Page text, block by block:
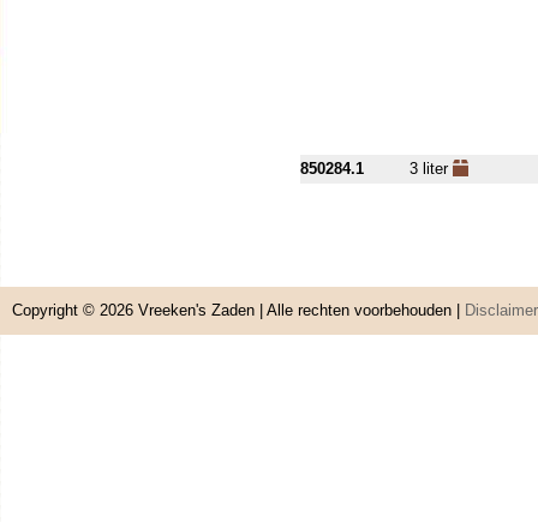
850284.1 3 liter
Copyright © 2026 Vreeken's Zaden | Alle rechten voorbehouden | Disclaimer